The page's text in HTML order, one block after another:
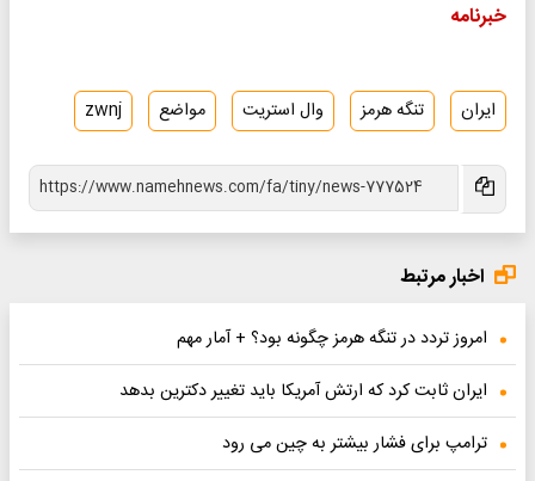
خبرنامه
ایران تنگه هرمز وال استریت مواضع zwnj
اخبار مرتبط
امروز تردد در تنگه هرمز چگونه بود؟ + آمار مهم
ایران ثابت کرد که ارتش آمریکا باید تغییر دکترین بدهد
ترامپ برای فشار بیشتر به چین می رود